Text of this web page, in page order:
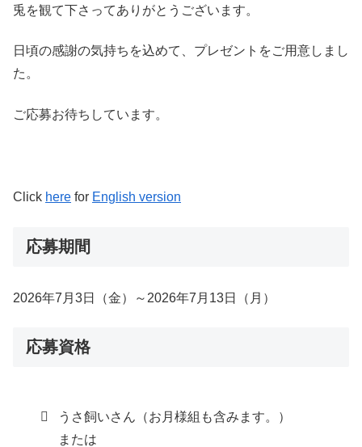
兎を観て下さってありがとうございます。
日頃の感謝の気持ちを込めて、プレゼントをご用意しまし
た。
ご応募お待ちしています。
Click here for English version
応募期間
2026年7月3日（金）～2026年7月13日（月）
応募資格
うさ飼いさん（お月様組も含みます。）
または